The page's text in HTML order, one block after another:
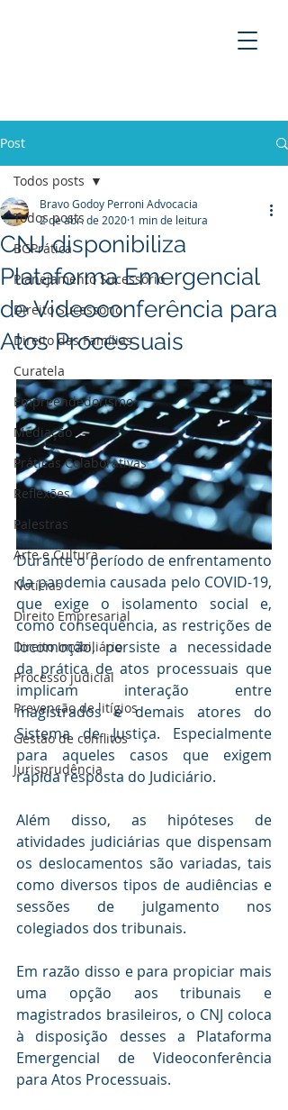
Post
Todos posts
BGPrática
Planejamento Sucessório
Direito Sucessório
Direito das Famílias
Curatela
Empreendedorismo
Mediaçāo
Práticas Colaborativas
Reflexões
Palestras
Arte e Cultura
Notícias
Direito Empresarial
Direito Imobiliário
Processo judicial
Prevenção de litígios
Gestāo de conflitos
Jurisprudência
Todos posts
CNJ disponibiliza
Plataforma Emergencial
de Videoconferência para
Atos Processuais
Bravo Godoy Perroni Advocacia
2 de abr. de 2020 1 min de leitura
Durante o período de enfrentamento
da pandemia causada pelo COVID-19,
que exige o isolamento social e,
como consequência, as restrições de
locomoção, persiste a necessidade
da prática de atos processuais que
implicam interação entre
magistrados e demais atores do
Sistema de Justiça. Especialmente
para aqueles casos que exigem
rápida resposta do Judiciário.
Além disso, as hipóteses de
atividades judiciárias que dispensam
os deslocamentos são variadas, tais
como diversos tipos de audiências e
sessões de julgamento nos
colegiados dos tribunais.
Em razão disso e para propiciar mais
uma opção aos tribunais e
magistrados brasileiros, o CNJ coloca
à disposição desses a Plataforma
Emergencial de Videoconferência
para Atos Processuais.